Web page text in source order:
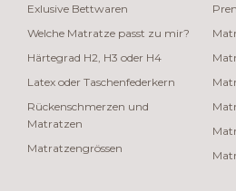
Exlusive Bettwaren
Welche Matratze passt zu mir?
Härtegrad H2, H3 oder H4
Latex oder Taschenfederkern
Rückenschmerzen und
Matratzen
Matratzengrössen